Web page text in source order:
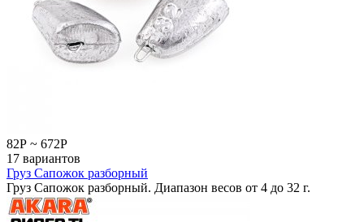
82Р ~ 672Р
17 вариантов
Груз Сапожок разборный
Груз Сапожок разборный. Диапазон весов от 4 до 32 г.